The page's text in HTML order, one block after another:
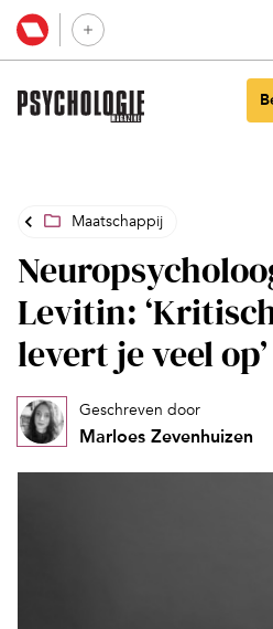
Maatschappij
Levitin:
levert je veel op’
Geschreven door
Marloes Zevenhuizen